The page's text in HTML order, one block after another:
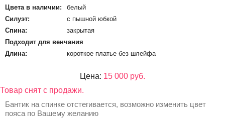
Цвета в наличии:
белый
Силуэт:
с пышной юбкой
Спина:
закрытая
Подходит для венчания
Длина:
короткое платье без шлейфа
Цена: 15 000 руб.
Товар снят с продажи.
Бантик на спинке отстегивается, возможно изменить цвет
пояса по Вашему желанию